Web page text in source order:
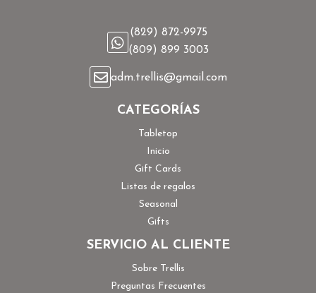
(829) 872-9975
(809) 899 3003
adm.trellis@gmail.com
CATEGORÍAS
Tabletop
Inicio
Gift Cards
Listas de regalos
Seasonal
Gifts
SERVICIO AL CLIENTE
Sobre Trellis
Preguntas Frecuentes